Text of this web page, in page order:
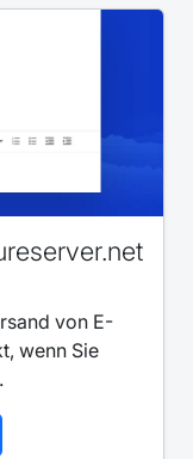
von E-
wenn Sie